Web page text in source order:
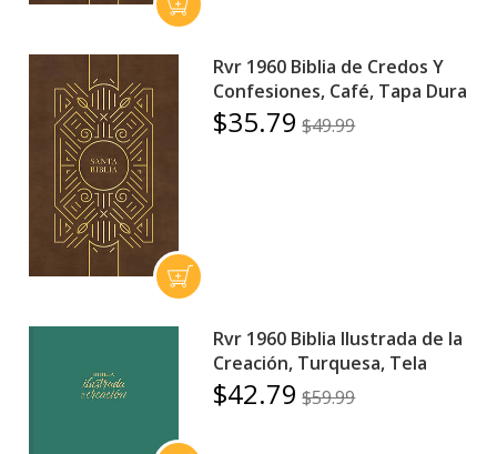
Rvr 1960 Biblia de Credos Y
Confesiones, Café, Tapa Dura
$35.79 $49.99
Rvr 1960 Biblia Ilustrada de la
Creación, Turquesa, Tela
$42.79 $59.99